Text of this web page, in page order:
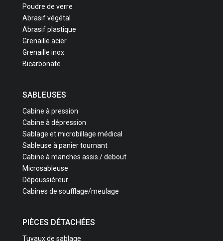
Poudre de verre
Abrasif végétal
Abrasif plastique
Grenaille acier
Grenaille inox
Bicarbonate
SABLEUSES
Cabine à pression
Cabine à dépression
Sablage et microbillage médical
Sableuse à panier tournant
Cabine à manches assis / debout
Microsableuse
Dépoussiéreur
Cabines de soufflage/meulage
PIÈCES DÉTACHÉES
Tuyaux de sablage